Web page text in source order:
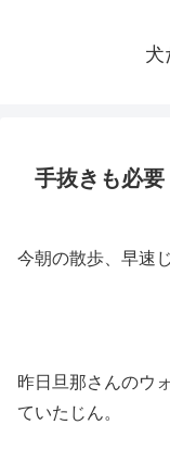
犬
手抜きも必要
今朝の散歩、早速
昨日旦那さんのウ
ていたじん。